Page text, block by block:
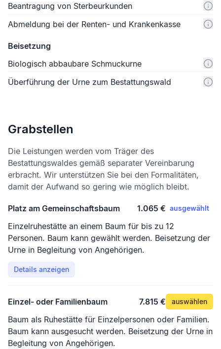
Beantragung von Sterbeurkunden
Abmeldung bei der Renten- und Krankenkasse
Beisetzung
Biologisch abbaubare Schmuckurne
Überführung der Urne zum Bestattungswald
Grabstellen
Die Leistungen werden vom Träger des
Bestattungswaldes gemäß separater Vereinbarung
erbracht. Wir unterstützen Sie bei den Formalitäten,
damit der Aufwand so gering wie möglich bleibt.
Platz am Gemeinschaftsbaum 1.065 € ausgewählt
Einzelruhestätte an einem Baum für bis zu 12
Personen. Baum kann gewählt werden. Beisetzung der
Urne in Begleitung von Angehörigen.
Details anzeigen
Einzel- oder Familienbaum 7.815 € auswählen
Baum als Ruhestätte für Einzelpersonen oder Familien.
Baum kann ausgesucht werden. Beisetzung der Urne in
Begleitung von Angehörigen.